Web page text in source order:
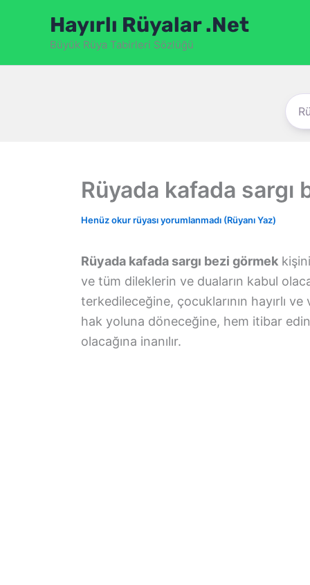
Hayırlı Rüyalar .Net
Büyük Rüya Tabirleri Sözlüğü
Rüyada kafada sargı
Henüz okur rüyası yorumlanmadı (Rüyanı Yaz)
Rüyada kafada sargı bezi görmek
ve tüm dileklerin ve duaların kabul
terkedileceğine, çocuklarının hayırlı
hak yoluna döneceğine, hem itibar
olacağına inanılır.